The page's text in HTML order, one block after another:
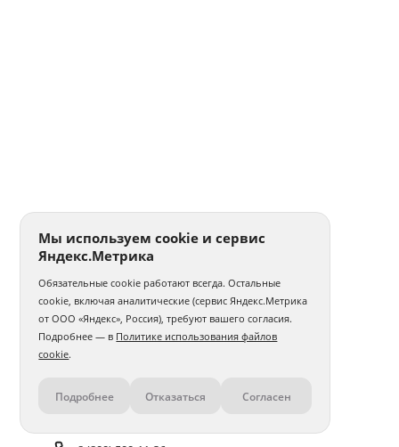
Контакты
Мы используем cookie и сервис
Яндекс.Метрика
Обязательные cookie работают всегда. Остальные
cookie, включая аналитические (сервис Яндекс.Метрика
от ООО «Яндекс», Россия), требуют вашего согласия.
Подробнее — в Политике использования файлов
cookie.
Подробнее Отказаться Согласен